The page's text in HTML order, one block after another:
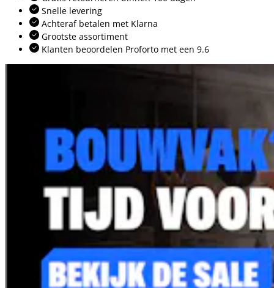
Snelle levering
Achteraf betalen met Klarna
Grootste assortiment
Klanten beoordelen Proforto met een 9.6